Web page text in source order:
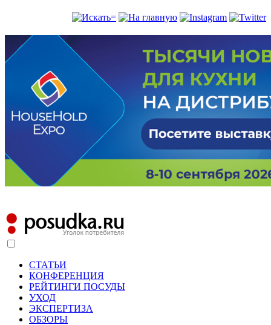
СТАТЬИ
КОНФЕРЕНЦИЯ
РЕЙТИНГИ ПОСУДЫ
УХОД
ЭКСПЕРТИЗА
ОБЗОРЫ